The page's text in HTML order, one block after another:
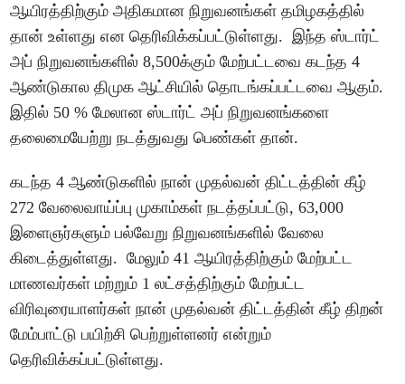
ஆயிரத்திற்கும் அதிகமான நிறுவனங்கள் தமிழகத்தில்
தான் உள்ளது என தெரிவிக்கப்பட்டுள்ளது. இந்த ஸ்டார்ட்
அப் நிறுவனங்களில் 8,500க்கும் மேற்பட்டவை கடந்த 4
ஆண்டுகால திமுக ஆட்சியில் தொடங்கப்பட்டவை ஆகும்.
இதில் 50 % மேலான ஸ்டார்ட் அப் நிறுவனங்களை
தலைமையேற்று நடத்துவது பெண்கள் தான்.
கடந்த 4 ஆண்டுகளில் நான் முதல்வன் திட்டத்தின் கீழ்
272 வேலைவாய்ப்பு முகாம்கள் நடத்தப்பட்டு, 63,000
இளைஞர்களும் பல்வேறு நிறுவனங்களில் வேலை
கிடைத்துள்ளது. மேலும் 41 ஆயிரத்திற்கும் மேற்பட்ட
மாணவர்கள் மற்றும் 1 லட்சத்திற்கும் மேற்பட்ட
விரிவுரையாளர்கள் நான் முதல்வன் திட்டத்தின் கீழ் திறன்
மேம்பாட்டு பயிற்சி பெற்றுள்ளனர் என்றும்
தெரிவிக்கப்பட்டுள்ளது.